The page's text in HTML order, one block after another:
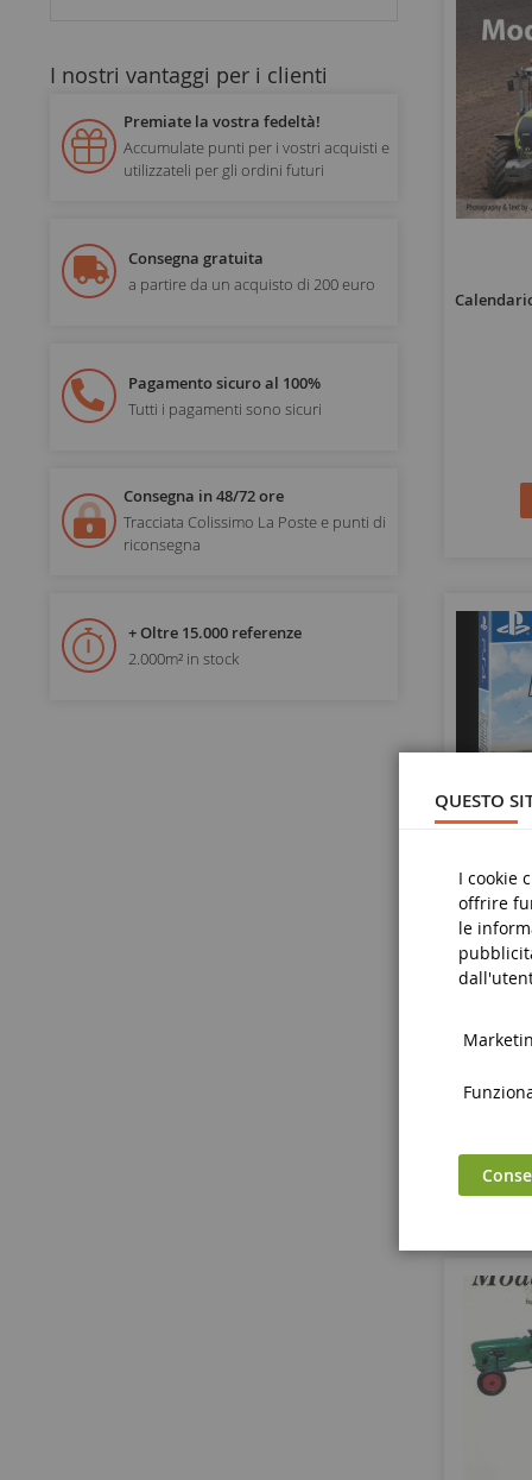
I nostri vantaggi per i clienti
Premiate la vostra fedeltà!
Accumulate punti per i vostri acquisti e
utilizzateli per gli ordini futuri
Consegna gratuita
a partire da un acquisto di 200 euro
Pagamento sicuro al 100%
Tutti i pagamenti sono sicuri
Consegna in 48/72 ore
Tracciata Colissimo La Poste e punti di
riconsegna
+ Oltre 15.000 referenze
2.000m² in stock
QUESTO
I cookie
offrire
le